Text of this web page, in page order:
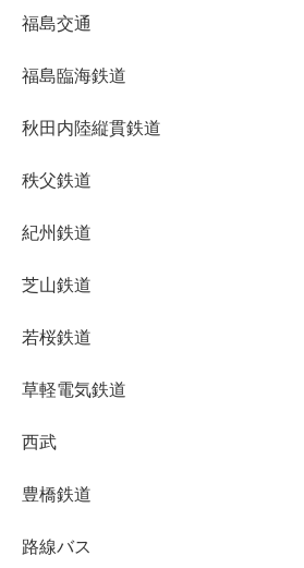
福島交通
福島臨海鉄道
秋田内陸縦貫鉄道
秩父鉄道
紀州鉄道
芝山鉄道
若桜鉄道
草軽電気鉄道
西武
豊橋鉄道
路線バス